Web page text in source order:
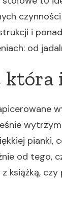
i
od
która
pianki,
od tego,
książką,